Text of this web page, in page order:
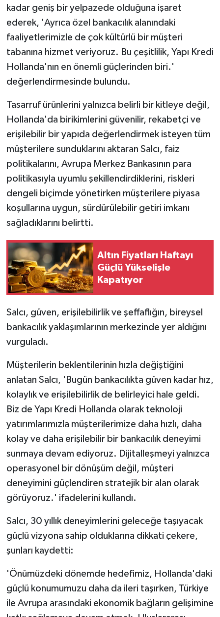
kadar geniş bir yelpazede olduğuna işaret
ederek, 'Ayrıca özel bankacılık alanındaki
faaliyetlerimizle de çok kültürlü bir müşteri
tabanına hizmet veriyoruz. Bu çeşitlilik, Yapı Kredi
Hollanda'nın en önemli güçlerinden biri.'
değerlendirmesinde bulundu.
Tasarruf ürünlerini yalnızca belirli bir kitleye değil,
Hollanda'da birikimlerini güvenilir, rekabetçi ve
erişilebilir bir yapıda değerlendirmek isteyen tüm
müşterilere sunduklarını aktaran Salcı, faiz
politikalarını, Avrupa Merkez Bankasının para
politikasıyla uyumlu şekillendirdiklerini, riskleri
dengeli biçimde yönetirken müşterilere piyasa
koşullarına uygun, sürdürülebilir getiri imkanı
sağladıklarını belirtti.
Altın Fiyatları Haftayı
Güçlü Yükselişle
Kapatıyor
Salcı, güven, erişilebilirlik ve şeffaflığın, bireysel
bankacılık yaklaşımlarının merkezinde yer aldığını
vurguladı.
Müşterilerin beklentilerinin hızla değiştiğini
anlatan Salcı, 'Bugün bankacılıkta güven kadar hız,
kolaylık ve erişilebilirlik de belirleyici hale geldi.
Biz de Yapı Kredi Hollanda olarak teknoloji
yatırımlarımızla müşterilerimize daha hızlı, daha
kolay ve daha erişilebilir bir bankacılık deneyimi
sunmaya devam ediyoruz. Dijitalleşmeyi yalnızca
operasyonel bir dönüşüm değil, müşteri
deneyimini güçlendiren stratejik bir alan olarak
görüyoruz.' ifadelerini kullandı.
Salcı, 30 yıllık deneyimlerini geleceğe taşıyacak
güçlü vizyona sahip olduklarına dikkati çekere,
şunları kaydetti:
'Önümüzdeki dönemde hedefimiz, Hollanda'daki
güçlü konumumuzu daha da ileri taşırken, Türkiye
ile Avrupa arasındaki ekonomik bağların gelişimine